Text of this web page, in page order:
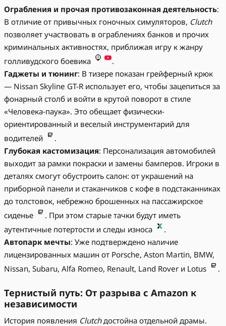
Ограбления и прочая противозаконная деятельность:
В отличие от привычных гоночных симуляторов, Clutch
позволяет участвовать в ограблениях банков и прочих
криминальных активностях, приближая игру к жанру
голливудского боевика
.
Гаджеты и тюнинг: В тизере показан грейферный крюк
— Nissan Skyline GT-R использует его, чтобы зацепиться за
фонарный столб и войти в крутой поворот в стиле
«Человека-паука». Это обещает физически-
ориентированный и веселый инструментарий для
водителей
.
Глубокая кастомизация: Персонализация автомобилей
выходит за рамки покраски и замены бамперов. Игроки в
деталях смогут обустроить салон: от украшений на
приборной панели и стаканчиков с кофе в подстаканниках
до толстовок, небрежно брошенных на пассажирское
сиденье
. При этом старые тачки будут иметь
аутентичные потертости и следы износа
.
Автопарк мечты: Уже подтверждено наличие
лицензированных машин от Porsche, Aston Martin, BMW,
Nissan, Subaru, Alfa Romeo, Renault, Land Rover и Lotus
.
Тернистый путь: От разрыва с Amazon к
независимости
История появления Clutchдостойна отдельной драмы.